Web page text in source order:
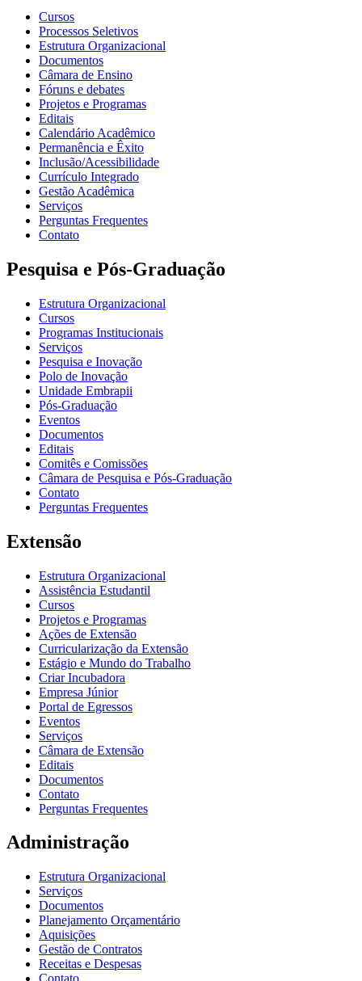
Cursos
Processos Seletivos
Estrutura Organizacional
Documentos
Câmara de Ensino
Fóruns e debates
Projetos e Programas
Editais
Calendário Acadêmico
Permanência e Êxito
Inclusão/Acessibilidade
Currículo Integrado
Gestão Acadêmica
Serviços
Perguntas Frequentes
Contato
Pesquisa e Pós-Graduação
Estrutura Organizacional
Cursos
Programas Institucionais
Serviços
Pesquisa e Inovação
Polo de Inovação
Unidade Embrapii
Pós-Graduação
Eventos
Documentos
Editais
Comitês e Comissões
Câmara de Pesquisa e Pós-Graduação
Contato
Perguntas Frequentes
Extensão
Estrutura Organizacional
Assistência Estudantil
Cursos
Projetos e Programas
Ações de Extensão
Curricularização da Extensão
Estágio e Mundo do Trabalho
Criar Incubadora
Empresa Júnior
Portal de Egressos
Eventos
Serviços
Câmara de Extensão
Editais
Documentos
Contato
Perguntas Frequentes
Administração
Estrutura Organizacional
Serviços
Documentos
Planejamento Orçamentário
Aquisições
Gestão de Contratos
Receitas e Despesas